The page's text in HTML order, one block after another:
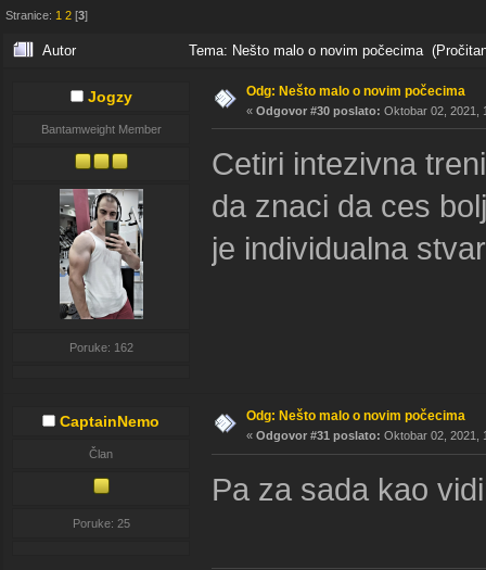
Stranice:1 2 [3]
Autor Tema: Nešto malo o novim počecima
Jogzy
Bantamweight Member
Poruke: 162
Odg: Nešto malo o novim počecima
« Odgovor #30 poslato: Oktobar 02, 2021,
Cetiri intezivna
da znaci da ces
je individualna
CaptainNemo
Član
Poruke: 25
Odg: Nešto malo o novim počecima
« Odgovor #31 poslato: Oktobar 02, 2021,
Pa za sada kao